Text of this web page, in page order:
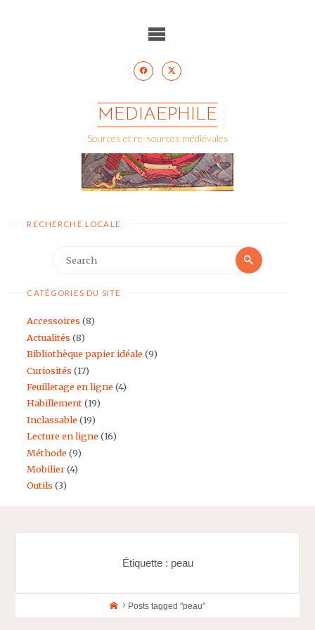
MEDIAEPHILE
Sources et re-sources médiévales
RECHERCHE LOCALE
for:
Search
CATÉGORIES DU SITE
Accessoires (8)
Actualités (8)
Bibliothèque papier idéale(9)
Curiosités (17)
Feuilletage en ligne(4)
Habillement(19)
Inclassable(19)
Lecture en ligne(16)
Méthode(9)
Mobilier(4)
Outils (3)
Étiquette : peau
HomePosts tagged "peau"